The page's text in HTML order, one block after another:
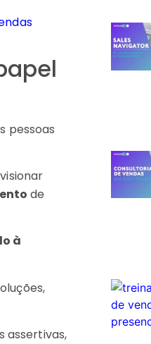
pessoas
de
à
assertivas,